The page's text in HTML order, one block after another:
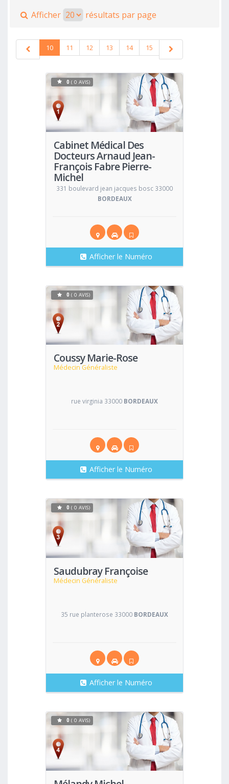
Afficher résultats par page
10 11 12 13 14 15
Cabinet Médical Des
Docteurs Arnaud Jean-
François Fabre Pierre-
Michel
Médecin Généraliste
Voir
0 ( 0 AVIS)
331 boulevard jean jacques bosc 33000
BORDEAUX
Afficher le Numéro
Coussy Marie-Rose
Médecin Généraliste
Voir
0 ( 0 AVIS)
rue virginia 33000 BORDEAUX
Afficher le Numéro
Saudubray Françoise
Médecin Généraliste
Voir
0 ( 0 AVIS)
35 rue planterose 33000 BORDEAUX
Afficher le Numéro
Voir
0 ( 0 AVIS)